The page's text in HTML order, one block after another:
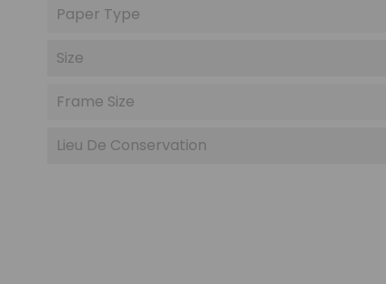
Paper Type
Size
Frame Size
Lieu De Conservation